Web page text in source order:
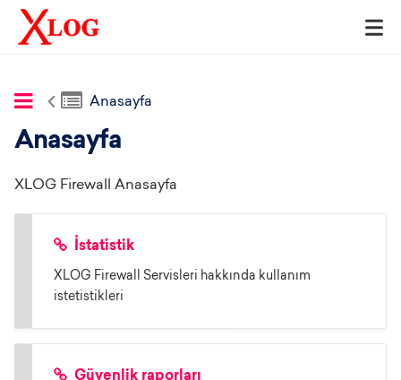
Anasayfa
Anasayfa
XLOG Firewall Anasayfa
İstatistik
XLOG Firewall Servisleri hakkında kullanım
istetistikleri
Güvenlik raporları